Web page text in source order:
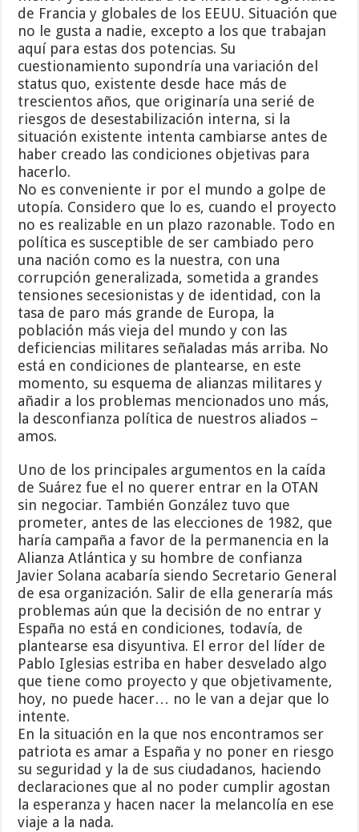
de Francia y globales de los EEUU. Situación que
no le gusta a nadie, excepto a los que trabajan
aquí para estas dos potencias. Su
cuestionamiento supondría una variación del
status quo, existente desde hace más de
trescientos años, que originaría una serié de
riesgos de desestabilización interna, si la
situación existente intenta cambiarse antes de
haber creado las condiciones objetivas para
hacerlo.
No es conveniente ir por el mundo a golpe de
utopía. Considero que lo es, cuando el proyecto
no es realizable en un plazo razonable. Todo en
política es susceptible de ser cambiado pero
una nación como es la nuestra, con una
corrupción generalizada, sometida a grandes
tensiones secesionistas y de identidad, con la
tasa de paro más grande de Europa, la
población más vieja del mundo y con las
deficiencias militares señaladas más arriba. No
está en condiciones de plantearse, en este
momento, su esquema de alianzas militares y
añadir a los problemas mencionados uno más,
la desconfianza política de nuestros aliados –
amos.
Uno de los principales argumentos en la caída
de Suárez fue el no querer entrar en la OTAN
sin negociar. También González tuvo que
prometer, antes de las elecciones de 1982, que
haría campaña a favor de la permanencia en la
Alianza Atlántica y su hombre de confianza
Javier Solana acabaría siendo Secretario General
de esa organización. Salir de ella generaría más
problemas aún que la decisión de no entrar y
España no está en condiciones, todavía, de
plantearse esa disyuntiva. El error del líder de
Pablo Iglesias estriba en haber desvelado algo
que tiene como proyecto y que objetivamente,
hoy, no puede hacer… no le van a dejar que lo
intente.
En la situación en la que nos encontramos ser
patriota es amar a España y no poner en riesgo
su seguridad y la de sus ciudadanos, haciendo
declaraciones que al no poder cumplir agostan
la esperanza y hacen nacer la melancolía en ese
viaje a la nada.